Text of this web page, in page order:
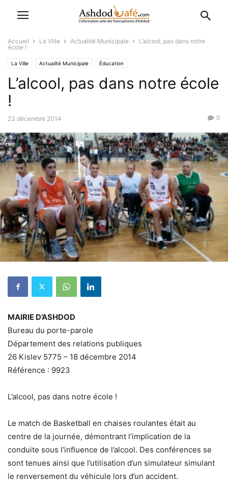
Accueil La Ville Actualité Municipale
L’alcool, pas dans notre
école !
La Ville Actualité Municipale Éducation
L’alcool, pas dans notre école
!
23 décembre 2014 0
MAIRIE D’ASHDOD
Bureau du porte-parole
Département des relations publiques
26 Kislev 5775 – 18 décembre 2014
Référence : 9923
L’alcool, pas dans notre école !
Le match de Basketball en chaises roulantes était au
centre de la journée, démontrant l’implication de la
conduite sous l’influence de l’alcool. Des conférences se
sont tenues ainsi que l’utilisation d’un simulateur simulant
le renversement du véhicule lors d’un accident.